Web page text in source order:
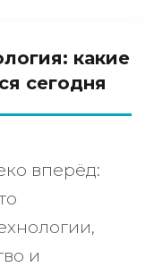
какие
сегодня
вперёд:
и